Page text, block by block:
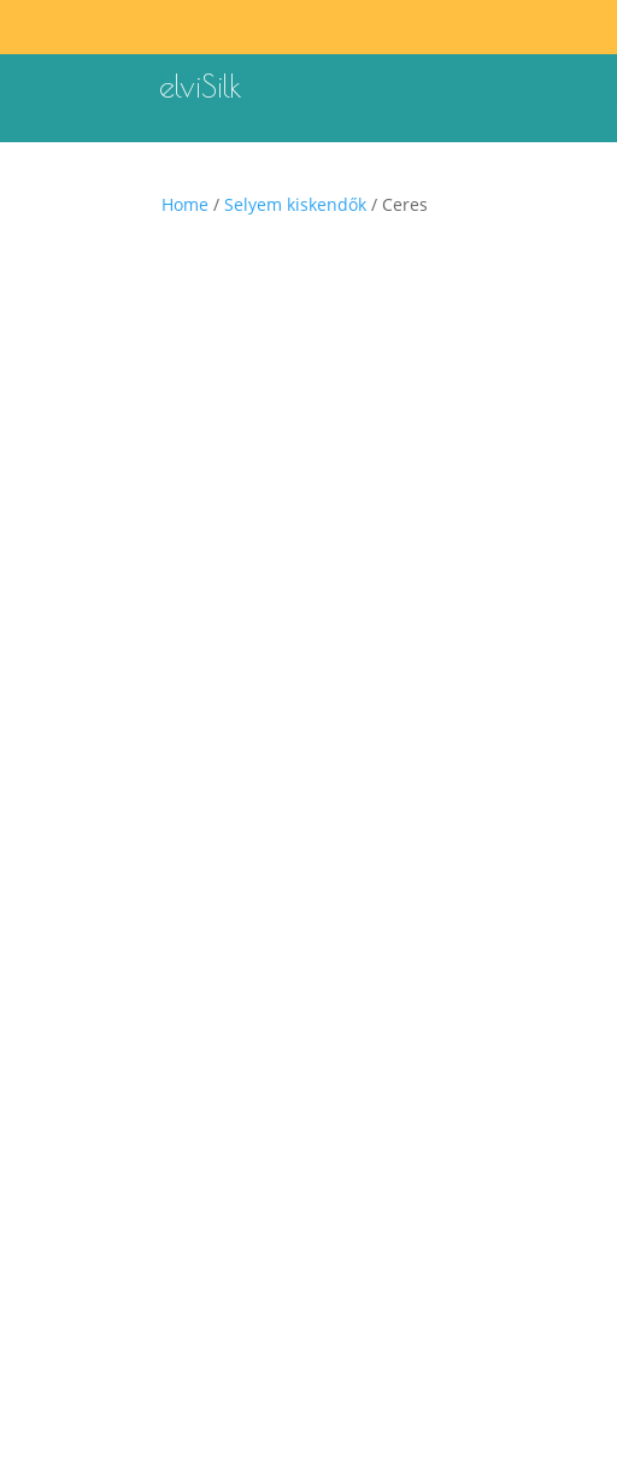
elviSilk
Home /Selyem kiskendők / Ceres